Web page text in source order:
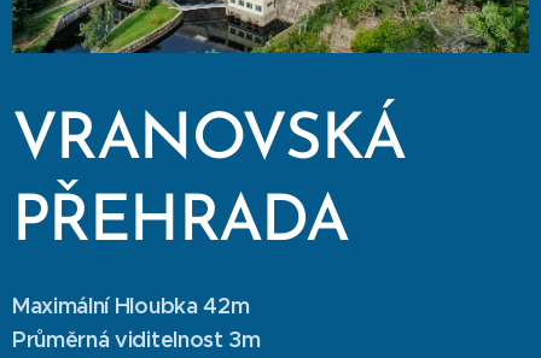
VRANOVSKÁ
PŘEHRADA
Maximální Hloubka 42m
Průměrná viditelnost 3m